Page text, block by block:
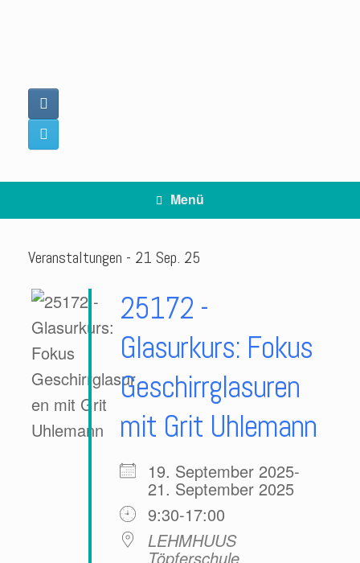
Menü
Veranstaltungen - 21 Sep. 25
25172 -
Glasurkurs: Fokus
Geschirrglasuren
mit Grit Uhlemann
19. September 2025-
21. September 2025
9:30-17:00
LEHMHUUS
Töpferschule